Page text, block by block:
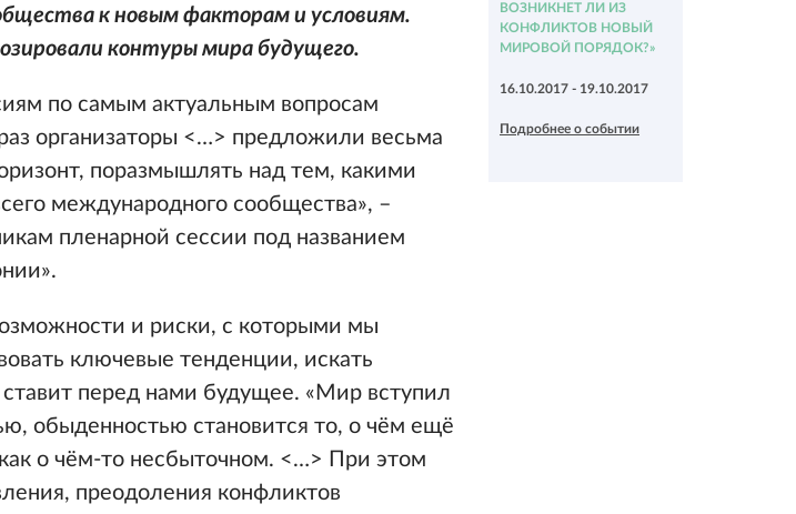
к новым факторам и условиям.
контуры мира будущего.
по самым актуальным вопросам
организаторы <…> предложили весьма
поразмышлять над тем, какими
международного сообщества», –
пленарной сессии под названием
и риски, с которыми мы
ключевые тенденции, искать
перед нами будущее. «Мир вступил
обыденностью становится то, о чём ещё
о чём-то несбыточном. <…> При этом
преодоления конфликтов
ВОЗНИКНЕТ ЛИ ИЗ
КОНФЛИКТОВ НОВЫЙ
МИРОВОЙ ПОРЯДОК?»
16.10.2017 - 19.10.2017
Подробнее о событии